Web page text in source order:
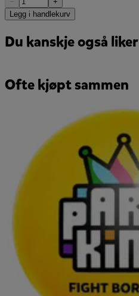
Legg i handlekurv
Du kanskje også liker
Ofte kjøpt sammen